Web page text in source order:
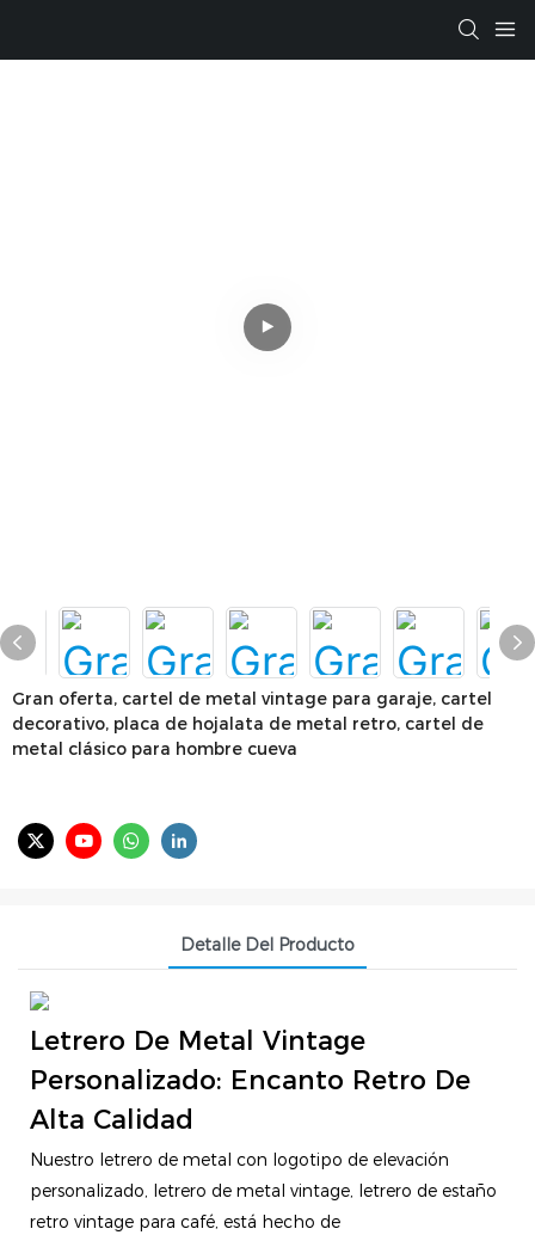
Gran oferta, cartel de metal vintage para garaje, cartel
decorativo, placa de hojalata de metal retro, cartel de
metal clásico para hombre cueva
Detalle Del Producto
Letrero De Metal Vintage
Personalizado: Encanto Retro De
Alta Calidad
Nuestro letrero de metal con logotipo de elevación
personalizado, letrero de metal vintage, letrero de estaño
retro vintage para café, está hecho de